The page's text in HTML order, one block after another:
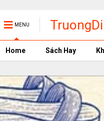
MENU
phần
Home Sách Hay